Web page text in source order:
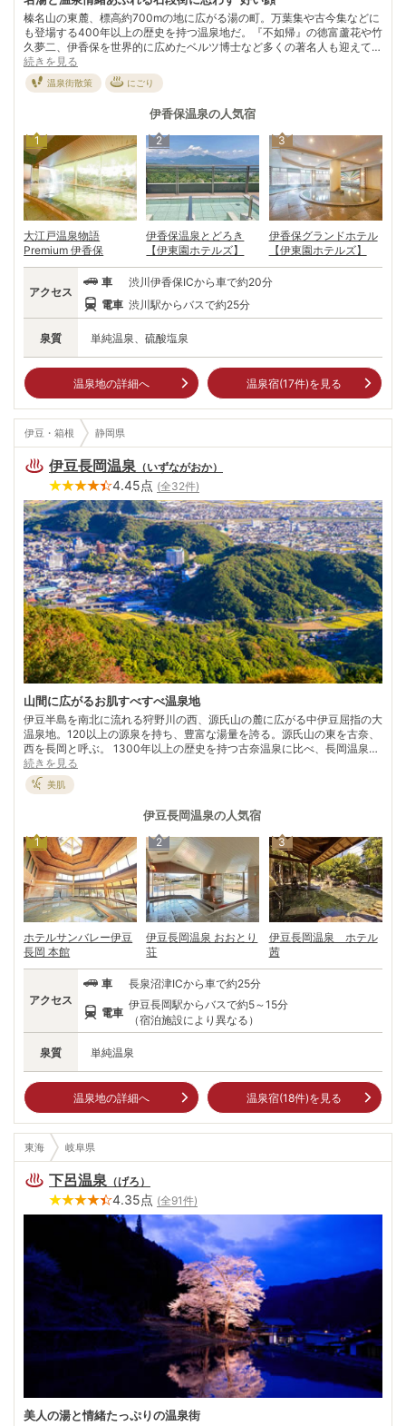
榛名山の東麓、標高約700mの地に広がる湯の町。万葉集や古今集などに
も登場する400年以上の歴史を持つ温泉地だ。『不如帰』の徳富蘆花や竹
久夢二、伊香保を世界的に広めたベルツ博士など多くの著名人も迎えてき
た。 街のシンボルでもある長さ約300m、約360段続く石段。あちこちに
立つ「湯の花まんじゅう」の看板や、立ち並ぶ土産物屋に思わず足が止ま
る。 「イカホ」の語源は「イイカオ＝好い顔」だという説もあるとか。
代表的な茶褐色のまろやかなお湯に寛ぎ、温泉情緒たっぷりの石段を散策
すれば“イイカオ”になってしまうのも納得。
続きを見る
温泉街散策 にごり
伊香保温泉の人気宿
1
大江戸温泉物語
Premium 伊香保
2
伊香保温泉とどろき
【伊東園ホテルズ】
3
伊香保グランドホテル
【伊東園ホテルズ】
泉質 単純温泉、硫酸塩泉
アクセス
車
渋川伊香保ICから車で約20分
電車 渋川駅からバスで約25分
温泉地の詳細へ 温泉宿(17件)を見る
伊豆・箱根 静岡県
伊豆長岡温泉 （いずながおか）
4.45点 (全32件)
山間に広がるお肌すべすべ温泉地
伊豆半島を南北に流れる狩野川の西、源氏山の麓に広がる中伊豆屈指の大
温泉地。120以上の源泉を持ち、豊富な湯量を誇る。源氏山の東を古奈、
西を長岡と呼ぶ。 1300年以上の歴史を持つ古奈温泉に比べ、長岡温泉は
比較的新しく明治末期1907年の開湯。伊豆の玄関口として熱海、伊東に
次ぐ温泉地に成長した。源氏山の山頂からは富士山も望める。 年間を通
じて温暖な気候でいちご、みかんなど四季折々のフルーツ狩りも有名。人
気のいちご狩りは例年12月中旬から5月上旬まで。甘いフルーツを贅沢に
いただいた後は、自慢のお湯ですっきりと汗を流そう！
続きを見る
美肌
伊豆長岡温泉の人気宿
1
ホテルサンバレー伊豆
長岡 本館
2
伊豆長岡温泉 おおとり
荘
3
伊豆長岡温泉 ホテル
茜
泉質 単純温泉
アクセス
車 長泉沼津ICから車で約25分
電車
伊豆長岡駅からバスで約5～15分
（宿泊施設により異なる）
温泉地の詳細へ 温泉宿(18件)を見る
東海 岐阜県
下呂温泉 （げろ ）
4.35点 (全91件)
美人の湯と情緒たっぷりの温泉街